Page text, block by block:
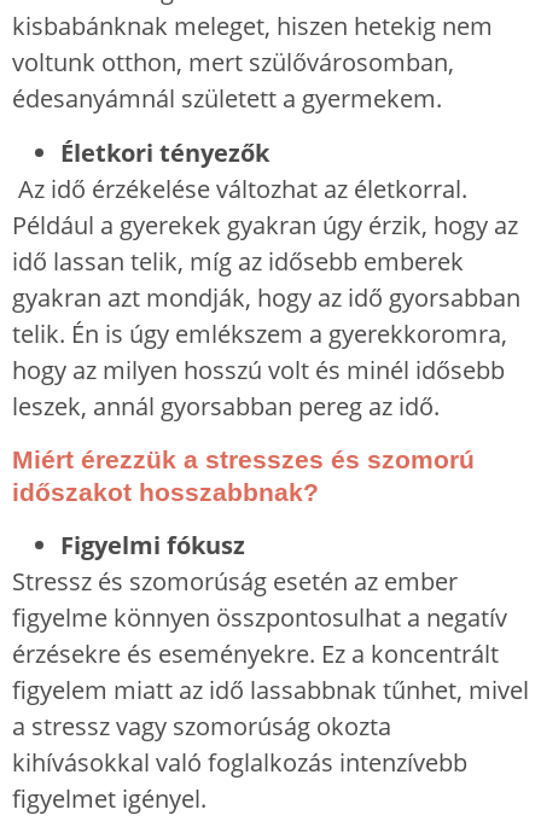
kisbabánknak meleget, hiszen hetekig nem
voltunk otthon, mert szülővárosomban,
édesanyámnál született a gyermekem.
Életkori tényezők
Az idő érzékelése változhat az életkorral.
Például a gyerekek gyakran úgy érzik, hogy az
idő lassan telik, míg az idősebb emberek
gyakran azt mondják, hogy az idő gyorsabban
telik. Én is úgy emlékszem a gyerekkoromra,
hogy az milyen hosszú volt és minél idősebb
leszek, annál gyorsabban pereg az idő.
Miért érezzük a stresszes és szomorú
időszakot hosszabbnak?
Figyelmi fókusz
Stressz és szomorúság esetén az ember
figyelme könnyen összpontosulhat a negatív
érzésekre és eseményekre. Ez a koncentrált
figyelem miatt az idő lassabbnak tűnhet, mivel
a stressz vagy szomorúság okozta
kihívásokkal való foglalkozás intenzívebb
figyelmet igényel.